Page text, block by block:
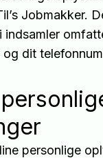
Jobmakker.
indsamler
dit
personlige